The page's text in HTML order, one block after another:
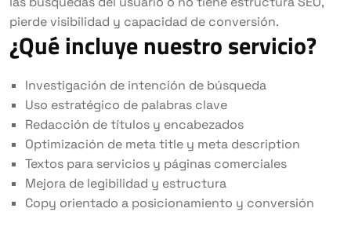
pierde visibilidad y capacidad de conversión.
¿Qué incluye nuestro servicio?
Investigación de intención de búsqueda
Uso estratégico de palabras clave
Redacción de títulos y encabezados
Optimización de meta title y meta description
Textos para servicios y páginas comerciales
Mejora de legibilidad y estructura
Copy orientado a posicionamiento y conversión